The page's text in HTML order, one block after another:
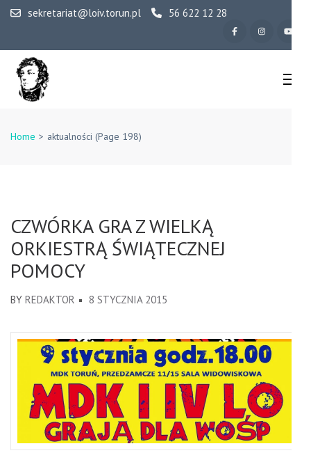
Skip
content
(Press
Enter)
sekretariat@loiv.torun.pl 56 622 12 28
Ogólnokształcące w
Home > aktualności (Page 198)
CZWÓRKA GRA Z WIELKĄ
ORKIESTRĄ ŚWIĄTECZNEJ
POMOCY
BY REDAKTOR 8 STYCZNIA 2015